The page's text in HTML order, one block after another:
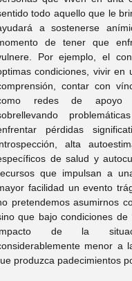
todo aquello que le
a sostenerse
de tener que
Por ejemplo, el
condiciones, vivir
contar con
redes de apoyo
pérdidas
alta
de salud y
que impulsan a
facilidad un evento
pretendemos asumirnos
que bajo condiciones de
de la
menor a
produzca padecimientos